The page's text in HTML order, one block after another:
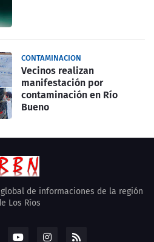
CONTAMINACION
Vecinos realizan
manifestación por
contaminación en Río
Bueno
de informaciones de la región
Los Ríos